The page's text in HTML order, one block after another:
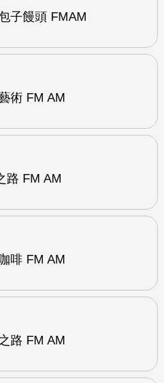
子饅頭 FMAM
術 FM AM
路 FM AM
啡 FM AM
路 FM AM